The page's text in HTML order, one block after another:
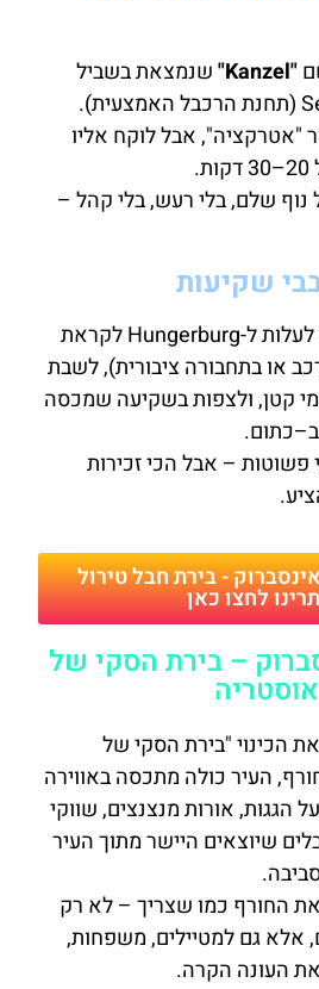
"Kanzel"
שנמצאת בשביל
"אטרקציה", אבל לוקח אליו
שלם, בלי רעש, בלי קהל –
שקיעות
בתקופות הקיץ, כדאי לעלות ל-Hungerburg לקראת
או בתחבורה ציבורית), לשבת
קטן, ולצפות בשקיעה שמכסה
פשוטות – אבל הכי זכירות
- בירת חבל טירול
לחצו כאן
– בירת הסקי של
אוסטריה
הכינוי "בירת הסקי של
העיר כולה מתכסה באווירה
הגגות, אורות מנצנצים, שווקי
שיוצאים היישר מתוך העיר
את החורף כמו שצריך – לא רק
אלא גם למטיילים, משפחות,
העונה הקרה.